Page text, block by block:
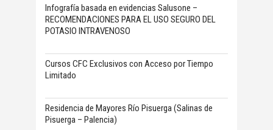
Infografía basada en evidencias Salusone –
RECOMENDACIONES PARA EL USO SEGURO DEL
POTASIO INTRAVENOSO
Cursos CFC Exclusivos con Acceso por Tiempo
Limitado
Residencia de Mayores Río Pisuerga (Salinas de
Pisuerga – Palencia)